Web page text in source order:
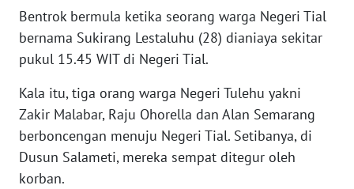
Bentrok bermula ketika seorang warga Negeri Tial
bernama Sukirang Lestaluhu (28) dianiaya sekitar
pukul 15.45 WIT di Negeri Tial.
Kala itu, tiga orang warga Negeri Tulehu yakni
Zakir Malabar, Raju Ohorella dan Alan Semarang
berboncengan menuju Negeri Tial. Setibanya, di
Dusun Salameti, mereka sempat ditegur oleh
korban.
Wahana
News
Regional
WN
SUMUT
WN
JAKARTA